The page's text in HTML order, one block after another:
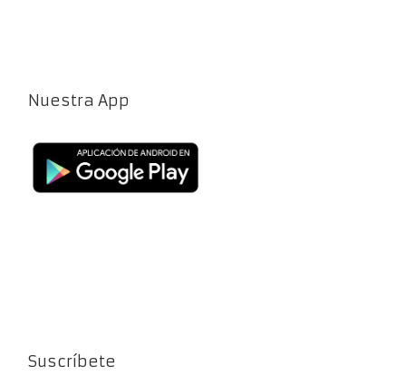
Nuestra App
Suscríbete